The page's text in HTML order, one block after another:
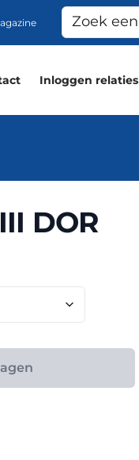
Inloggen relaties
DOR